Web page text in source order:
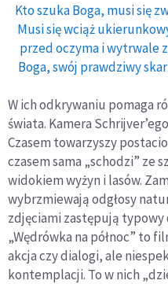
Kto szuka Boga, musi się
Musi się wciąż
przed oczyma i wytrwale
Boga, swój prawdziwy
W ich odkrywaniu pomaga
świata. Kamera
Czasem towarzyszy
czasem sama „schodzi” ze
widokiem wyżyn i lasów.
wybrzmiewają odgłosy
zdjęciami zastępują
„Wędrówka na północ” to
akcja czy dialogi, ale
kontemplacji. To w nich